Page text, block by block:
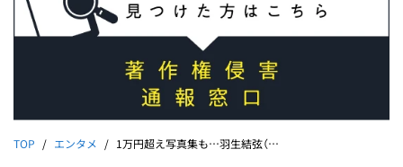
TOP エンタメ 1万円超え写真集も…羽生結弦（30）公演で転びまくり